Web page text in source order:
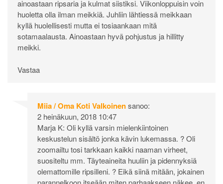
ainoastaan ripsaria ja kulmat siistiksi. Viikonloppuisin voin
huoletta olla ilman meikkiä. Juhliin lähtiessä meikkaan
kyllä huolellisesti mutta ei tosiaankaan mitä
sotamaalausta. Ainoastaan hyvä pohjustus ja hillitty
meikki.
Vastaa
Miia / Oma Koti Valkoinensanoo:
2 heinäkuun, 2018 10:47
Marja K: Oli kyllä varsin mielenkiintoinen
keskustelun sisältö jonka kävin lukemassa. ? Oli
zoomailtu tosi tarkkaan kaikki naaman virheet,
suositeltu mm. Täyteaineita huuliin ja pidennyksiä
olemattomille ripsilleni. ? Eikä siinä mitään, jokainen